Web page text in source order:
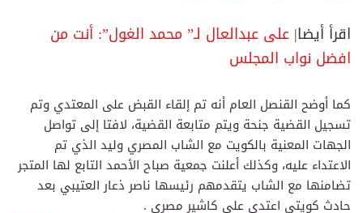
اقرأ أيضا| على عبدالعال لـ” محمد الغول”: أنت من
افضل نواب المجلس
كما أوضح القنصل العام أنه تم إلقاء القبض على المعتدي وتم
تسجيل القضية جنحة ويتم متابعة القضية، لافتا إلى تواصل
الجهات المعنية بالكويت مع الشاب المصري وليد الذي تم
الاعتداء عليه، وكذلك أعلنت جمعية صباح الأحمد التابع لها المتجر
تضامنها مع الشاب يتقدمهم رئيسها ناصر ذعار العتيبي بعد
حادث كويتي اعتدى على كاشير مصري .